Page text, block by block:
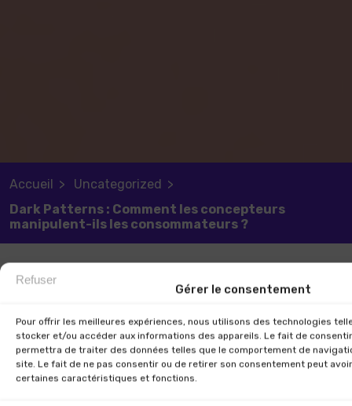
Gérer le consentement
Pour offrir les meilleures expériences, nous utilisons des technologies
stocker et/ou accéder aux informations des appareils. Le fait de
permettra de traiter des données telles que le comportement de
site. Le fait de ne pas consentir ou de retirer son consentement peut
certaines caractéristiques et fonctions.
Refuser
Accueil
Uncategorized
Dark Patterns : Comment les concepteurs
manipulent-ils les consommateurs ?